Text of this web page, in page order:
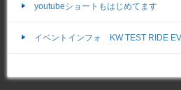
youtubeショートもはじめてます
イベントインフォ KW TEST RIDE